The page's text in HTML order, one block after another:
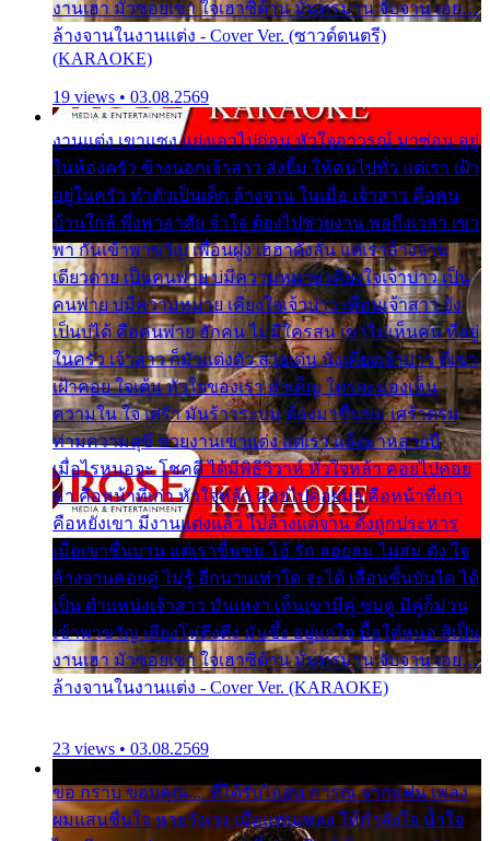
งานเฮา มัวซอยเขา ใจเฮาซิด้าน มันทรมาน จับจาน เอย…
ล้างจานในงานแต่ง - Cover Ver. (ซาวด์ดนตรี)
(KARAOKE)
19 views • 03.08.2569
งานแต่ง เขาแซง แย่งเอาไปก่อน หัวใจอาวรณ์ มาซ่อน อยู่
ในห้องครัว ข้างนอกเจ้าสาว ส่งยิ้ม ให้คนไปทั่ว แต่เรา เฝ้า
อยู่ในครัว ทำตัวเป็นเด็ก ล้างจาน ในเมื่อ เจ้าสาว คือคน
บ้านใกล้ พึ่งพาอาศัย จำใจ ต้องไปช่วยงาน พอถึงเวลา เขา
พา กันเข้าพาขวัญ เพื่อนฝูง เฮฮาดังลั่น แต่เราล้างจาน
เดียวดาย เป็นคนพ่าย บ่มีความหมาย เคียงใจเจ้าบ่าว เป็น
คนพ่าย บ่มีความหมาย เคียงใจเจ้าบ่าว เพื่อนเจ้าสาว ยัง
เป็นบ่ได้ คือคนพ่าย ฮักคน ไม่มีใครสน เขาไม่เห็นคน ที่อยู่
ในครัว เจ้าสาว ก็มัวแต่งตัว สวยเด่น นั่งเคียงเจ้าบ่าว ที่เขา
เฝ้าคอย ใจเต้น หัวใจของเรา ลำเค็ญ ใครจะมองเห็น
ความใน ใจ เศร้า มันร้าวระบม ต้องมาขื่นขม เศร้าตรม
ท่ามความสุขี ช่วยงานเขาแต่ง แต่เรา แล้งมาหลายปี
เมื่อไรหนอจะ โชคดี ได้มีพิธีวิวาห์ หัวใจหล้า คอยไปคอย
มา คือหน้าที่เก่า หัวใจหล้า คอยไปคอยมา คือหน้าที่เก่า
คือหยังเขา มีงานแต่งแล้ว ไปล้างแต่จาน ดั่งถูกประหาร
เมื่อเขาชื่นบาน แต่เราขื่นขม โอ้ รัก ลอยลม ไม่สม ดัง ใจ
ล้างจานคอยคู่ ไม่รู้ อีกนานเท่าใด จะได้ เลื่อนขั้นบันได ได้
เป็น ตำแหน่งเจ้าสาว มันเหงา เห็นเขามีคู่ ซมดู มีคู่ก็ม่วน
เข้าพาขวัญ เสียงโห่ตึงตึง มันซึ้ง อยู่แก่ใจ มื้อใด๋หนอ สิเป็น
งานเฮา มัวซอยเขา ใจเฮาซิด้าน มันทรมาน จับจาน เอย…
ล้างจานในงานแต่ง - Cover Ver. (KARAOKE)
23 views • 03.08.2569
ขอ กราบ ขอบคุณ.... ที่ได้รับไออุ่น การุณ จากแฟน เพลง
ผมแสนชื่นใจ หายวังเวง เมื่อแฟนเพลง ให้กำลังใจ น้ำใจ